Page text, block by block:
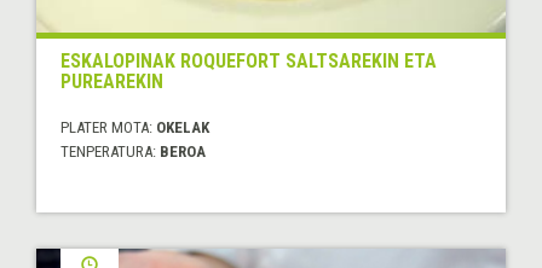
ESKALOPINAK ROQUEFORT SALTSAREKIN ETA
PUREAREKIN
PLATER MOTA: OKELAK
TENPERATURA: BEROA